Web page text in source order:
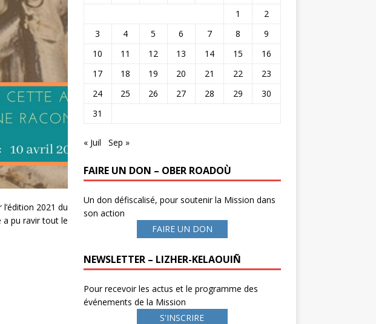
2021 du
a pu ravir tout le
1
2
3
4 5 6 7 8
9
10
11 12 13 14 15
16
17
18 19 20 21 22
23
24
25 26 27 28 29
30
31
« Juil Sep »
FAIRE UN DON – OBER ROADOÙ
Un don défiscalisé, pour soutenir la Mission dans
son action
FAIRE UN DON
NEWSLETTER – LIZHER-KELAOUIÑ
Pour recevoir les actus et le programme des
événements de la Mission
S'INSCRIRE